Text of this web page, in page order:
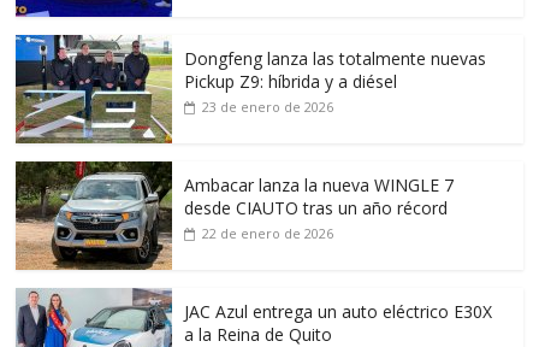
Dongfeng lanza las totalmente nuevas
Pickup Z9: híbrida y a diésel
23 de enero de 2026
Ambacar lanza la nueva WINGLE 7
desde CIAUTO tras un año récord
22 de enero de 2026
JAC Azul entrega un auto eléctrico E30X
a la Reina de Quito